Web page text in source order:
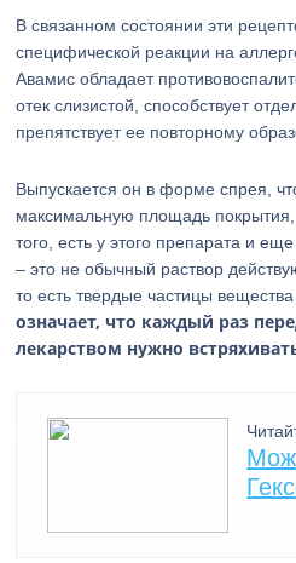
В связанном состоянии эти
специфической реакции на
Авамис обладает
отек слизистой, способствует
препятствует ее повторному
Выпускается он в форме спрея,
максимальную площадь
того, есть у этого препарата и
– это не обычный раствор
то есть твердые частицы
означает, что каждый раз
лекарством нужно